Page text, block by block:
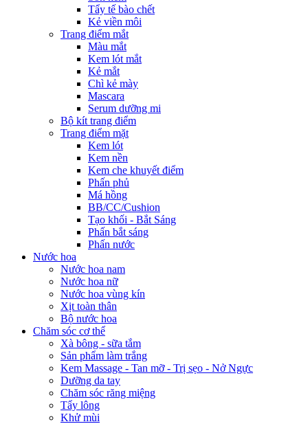
Tẩy tế bào chết
Kẻ viền môi
Trang điểm mắt
Màu mắt
Kem lót mắt
Kẻ mắt
Chì kẻ mày
Mascara
Serum dưỡng mi
Bộ kít trang điểm
Trang điểm mặt
Kem lót
Kem nền
Kem che khuyết điểm
Phấn phủ
Má hồng
BB/CC/Cushion
Tạo khối - Bắt Sáng
Phấn bắt sáng
Phấn nước
Nước hoa
Nước hoa nam
Nước hoa nữ
Nước hoa vùng kín
Xịt toàn thân
Bộ nước hoa
Chăm sóc cơ thể
Xà bông - sữa tắm
Sản phẩm làm trắng
Kem Massage - Tan mỡ - Trị sẹo - Nở Ngực
Dưỡng da tay
Chăm sóc răng miệng
Tẩy lông
Khử mùi